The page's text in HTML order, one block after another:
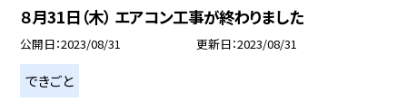
８月31日（木） エアコン工事が終わりました
公開日 2023/08/31 更新日 2023/08/31
できごと